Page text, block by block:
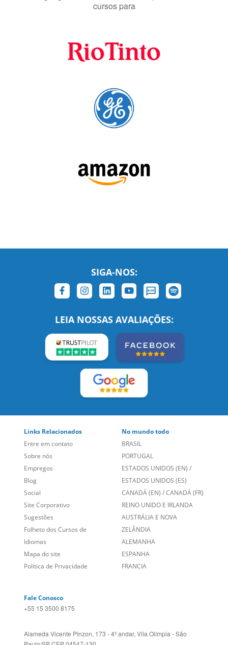
Entre em contato
Sobre nós
Empregos
Blog
Social
Site Corporativo
Sugestões
Folheto dos Cursos de
Idiomas
Mapa do site
Política de Privacidade
BRASIL
PORTUGAL
ESTADOS UNIDOS (EN)
ESTADOS UNIDOS (ES)
CANADÁ (EN)/CANADÁ (FR)
REINO UNIDO E IRLANDA
AUSTRÁLIA E NOVA
ZELÂNDIA
ALEMANHA
ESPANHA
FRANCIA
+55 15 3500 8175
Paulo/SP CEP 04547-130